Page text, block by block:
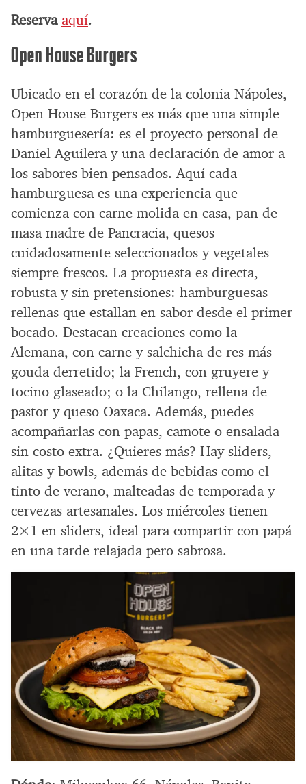
Reserva aquí.
Open House Burgers
Ubicado en el corazón de la colonia Nápoles,
Open House Burgers es más que una simple
hamburguesería: es el proyecto personal de
Daniel Aguilera y una declaración de amor a
los sabores bien pensados. Aquí cada
hamburguesa es una experiencia que
comienza con carne molida en casa, pan de
masa madre de Pancracia, quesos
cuidadosamente seleccionados y vegetales
siempre frescos. La propuesta es directa,
robusta y sin pretensiones: hamburguesas
rellenas que estallan en sabor desde el primer
bocado. Destacan creaciones como la
Alemana, con carne y salchicha de res más
gouda derretido; la French, con gruyere y
tocino glaseado; o la Chilango, rellena de
pastor y queso Oaxaca. Además, puedes
acompañarlas con papas, camote o ensalada
sin costo extra. ¿Quieres más? Hay sliders,
alitas y bowls, además de bebidas como el
tinto de verano, malteadas de temporada y
cervezas artesanales. Los miércoles tienen
2×1 en sliders, ideal para compartir con papá
en una tarde relajada pero sabrosa.